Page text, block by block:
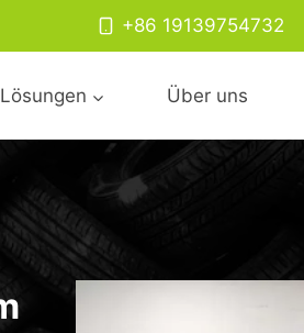
+86 19139754732
Lösungen Über uns